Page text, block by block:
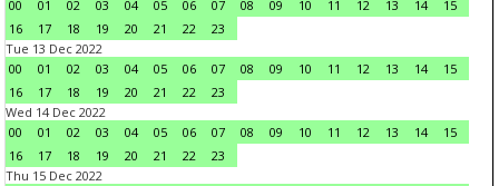
00
01 02 03 04 05 06 07 08 09 10 11 12 13 14
15
16
17 18 19 20 21 22
23
Tue 13 Dec 2022
00
01 02 03 04 05 06 07 08 09 10 11 12 13 14
15
16
17 18 19 20 21 22
23
Wed 14 Dec 2022
00
01 02 03 04 05 06 07 08 09 10 11 12 13 14
15
16
17 18 19 20 21 22
23
Thu 15 Dec 2022